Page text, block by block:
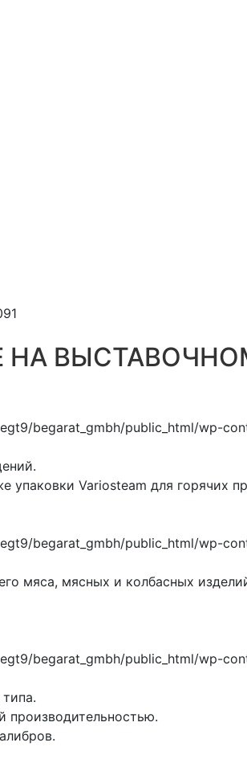
упаковки Variosteam для горячих
мяса, мясных и колбасных
производительностью.